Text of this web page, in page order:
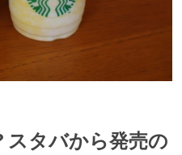
スタバから発売の